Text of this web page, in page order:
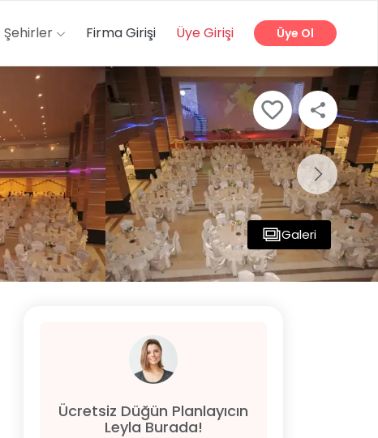
Şehirler Firma Girişi Üye Girişi Üye Ol
Galeri
Ücretsiz Düğün Planlayıcın
Leyla Burada!